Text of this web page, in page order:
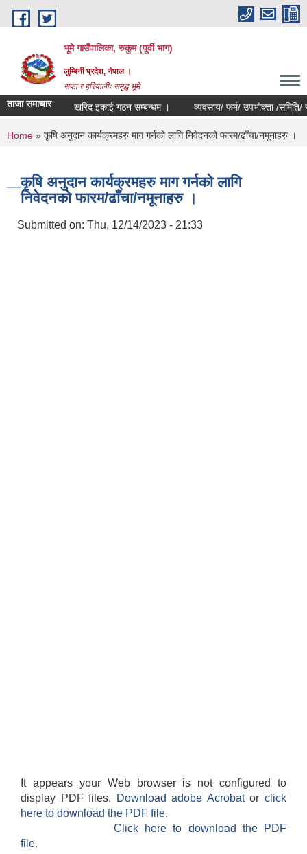
Skip to main content
भूमे गाउँपालिका, रुकुम (पूर्वी भाग)
लुम्बिनी प्रदेश, नेपाल ।
सफा र हरियालीः समृद्ध भूमे
ताजा समाचारखरिद इकाई गठन सम्बन्धम । व्यवसाय/ फर्म/ उपभोक्ता /समिति/ समुह/
You are here
Home » कृषि अनुदान कार्यक्रमहरु माग गर्नको लागि निवेदनको फारम/ढाँचा/नमूनाहरु ।
कृषि अनुदान कार्यक्रमहरु माग गर्नको लागि
निवेदनको फारम/ढाँचा/नमूनाहरु ।
Submitted on: Thu, 12/14/2023 - 21:33
It appears your Web browser is not configured to
display PDF files.
Download adobe Acrobatorclick
here to download the PDF file.
Click here to download the PDF
file.